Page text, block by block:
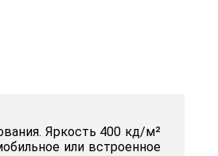
Яркость 400 кд/м²
или встроенное